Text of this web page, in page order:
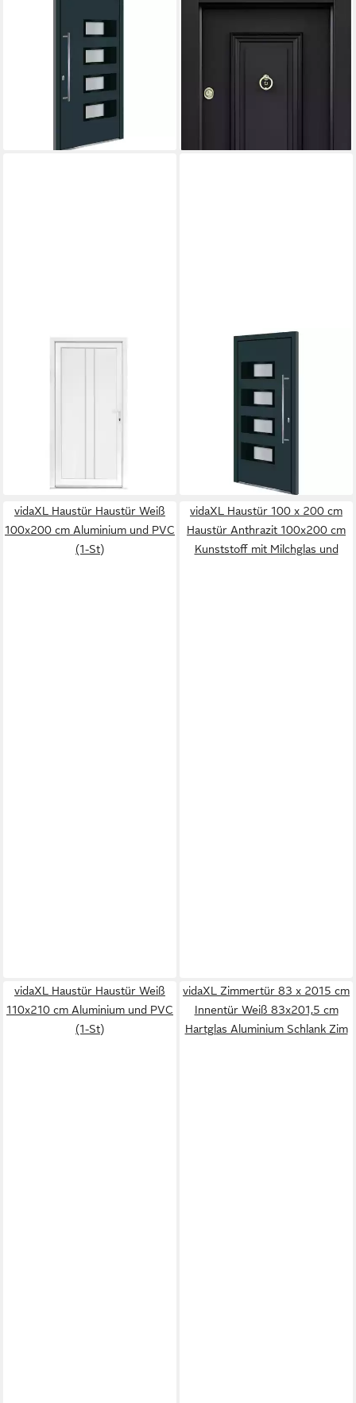
Haustür Haustür Anthrazit
100x200 cm Aluminium und
1.915,99 €
lieferbar - in 6-7 Werktagen bei dir
JVMOEBEL
Eingangstür mit
Made in Europa
1.719,00 €
SN DECO
getrennte Alu-Bodenschwelle
Haustür Haustür Anthrazit
100x210 cm Aluminium und
ab 1.814,99 €
lieferbar - in 6-7 Werktagen bei dir
vidaXL Haustür Haustür Weiß
100x200 cm Aluminium und PVC
(1-St)
vidaXL Haustür 100 x 200 cm
Haustür Anthrazit 100x200 cm
Kunststoff mit Milchglas und
vidaXL Haustür Haustür Weiß
110x210 cm Aluminium und PVC
(1-St)
vidaXL Zimmertür 83 x 2015 cm
Innentür Weiß 83x201,5 cm
Hartglas Aluminium Schlank Zim